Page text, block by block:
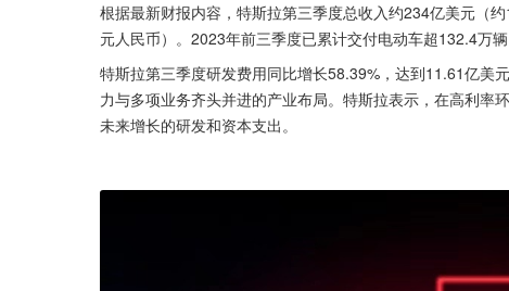
根据最新财报内容，特斯拉第三季度总收入约234亿美元（
元人民币）。2023年前三季度已累计交付电动车超132.4万
特斯拉第三季度研发费用同比增长58.39%，达到11.61亿美
力与多项业务齐头并进的产业布局。特斯拉表示，在高利率
未来增长的研发和资本支出。